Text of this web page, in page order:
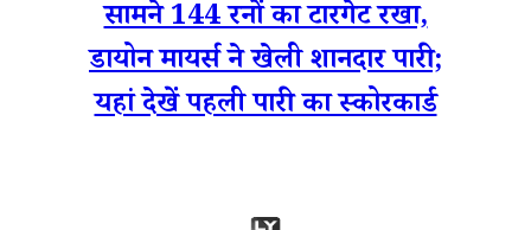
सामने 144 रनों का टारगेट रखा,
डायोन मायर्स ने खेली शानदार पारी;
यहां देखें पहली पारी का स्कोरकार्ड